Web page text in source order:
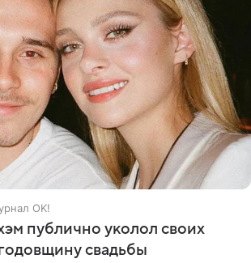
OK!
публично уколол своих
свадьбы